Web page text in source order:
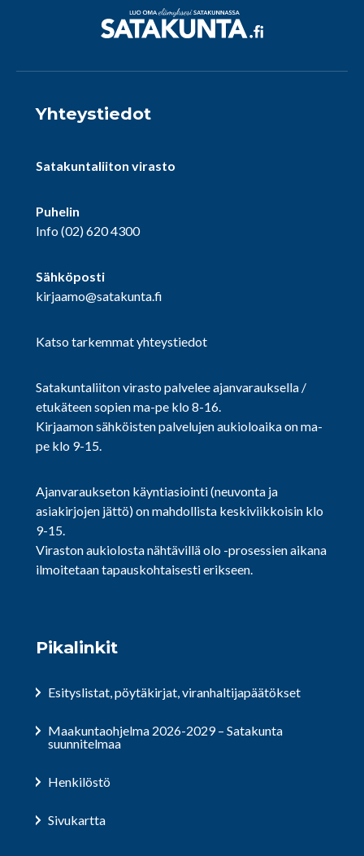
Yhteystiedot
Satakuntaliiton virasto
Puhelin
Info(02) 620 4300
Sähköposti
kirjaamo@satakunta.fi
Katso tarkemmat yhteystiedot
Satakuntaliiton virasto palvelee ajanvarauksella /
etukäteen sopien ma-pe klo 8-16.
Kirjaamon sähköisten palvelujen aukioloaika on ma-
pe klo 9-15.
Ajanvaraukseton käyntiasiointi (neuvonta ja
asiakirjojen jättö) on mahdollista keskiviikkoisin klo
9-15.
Viraston aukiolosta nähtävillä olo -prosessien aikana
ilmoitetaan tapauskohtaisesti erikseen.
Pikalinkit
Esityslistat, pöytäkirjat, viranhaltijapäätökset
Maakuntaohjelma 2026-2029 – Satakunta
suunnitelmaa
Henkilöstö
Sivukartta